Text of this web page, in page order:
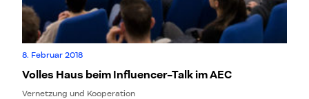
8. Februar 2018
Volles Haus beim Influencer-Talk im AEC
Vernetzung und Kooperation